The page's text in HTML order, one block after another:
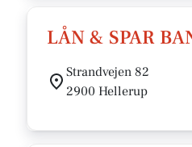
LÅN & SPAR
Strandvejen 82
2900 Hellerup